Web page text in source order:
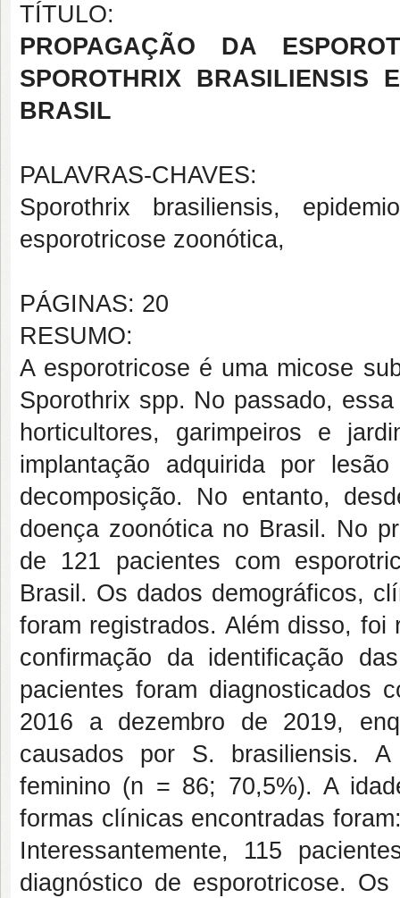
TÍTULO:
PROPAGAÇÃO DA
SPOROTHRIX BRASILIENSIS
BRASIL
PALAVRAS-CHAVES:
Sporothrix brasiliensis,
esporotricose zoonótica,
PÁGINAS: 20
RESUMO:
A esporotricose é uma micose
Sporothrix spp. No passado,
horticultores, garimpeiros e
implantação adquirida por
decomposição. No entanto,
doença zoonótica no Brasil. No
de 121 pacientes com
Brasil. Os dados demográficos,
foram registrados. Além disso, foi
confirmação da identificação
pacientes foram diagnosticados
2016 a dezembro de 2019,
causados por S. brasiliensis.
feminino (n = 86; 70,5%). A
formas clínicas encontradas
Interessantemente, 115
diagnóstico de esporotricose.